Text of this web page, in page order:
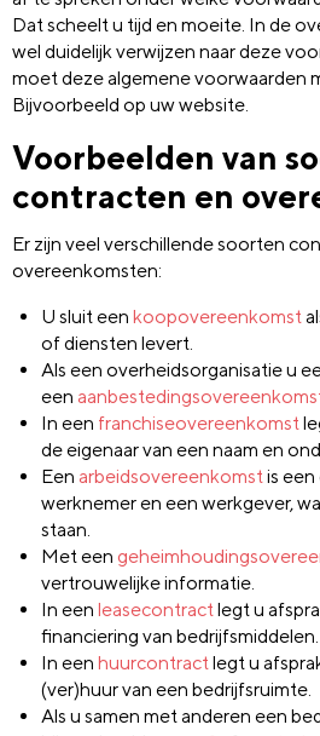
Dat scheelt u tijd en moeite. In de
wel duidelijk verwijzen naar deze
moet deze algemene voorwaarden
Bijvoorbeeld op uw website.
Voorbeelden van
contracten en
Er zijn veel verschillende soorten
overeenkomsten:
U sluit een koopovereenkomst
of diensten levert.
Als een overheidsorganisatie u
een
In een franchiseovereenkomst
de eigenaar van een naam en
Een arbeidsovereenkomstis
werknemer en een werkgever,
staan.
Met een
vertrouwelijke informatie.
In een leasecontractlegt u
financiering van bedrijfsmiddelen.
In een huurcontractlegt u
(ver)huur van een bedrijfsruimte.
Als u samen met anderen een